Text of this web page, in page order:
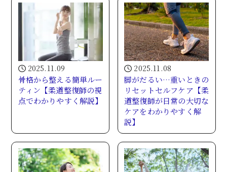
2025.11.09
骨格から整える簡単ルー
ティン【柔道整復師の視
点でわかりやすく解説】
2025.11.08
脚がだるい…重いときの
リセットセルフケア【柔
道整復師が日常の大切な
ケアをわかりやすく解
説】